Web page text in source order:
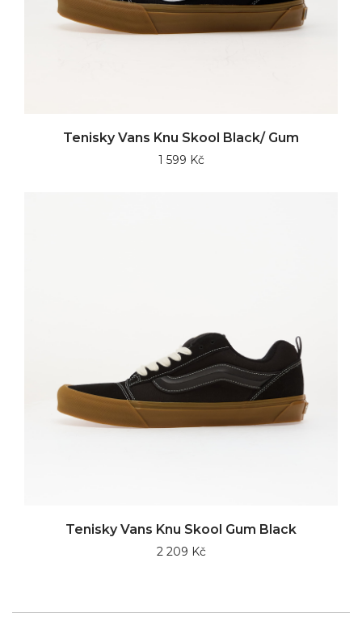
Tenisky Vans Knu Skool Black/ Gum
1 599 Kč
Tenisky Vans Knu Skool Gum Black
2 209 Kč